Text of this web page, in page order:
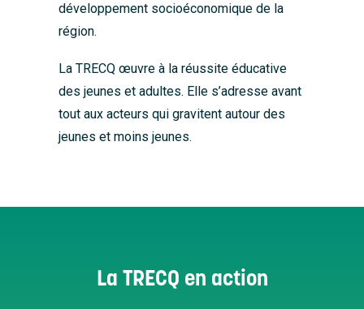
développement socioéconomique de la
région.
La TRECQ œuvre à la réussite éducative
des jeunes et adultes. Elle s’adresse avant
tout aux acteurs qui gravitent autour des
jeunes et moins jeunes.
La TRECQ en action